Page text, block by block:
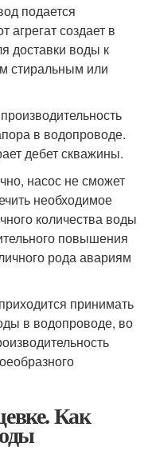
подается
агрегат создает в
доставки воды к
стиральным или
в водопроводе.
дебет скважины.
насос не сможет
необходимое
количества воды
повышения
рода авариям
принимать
в водопроводе, во
Как